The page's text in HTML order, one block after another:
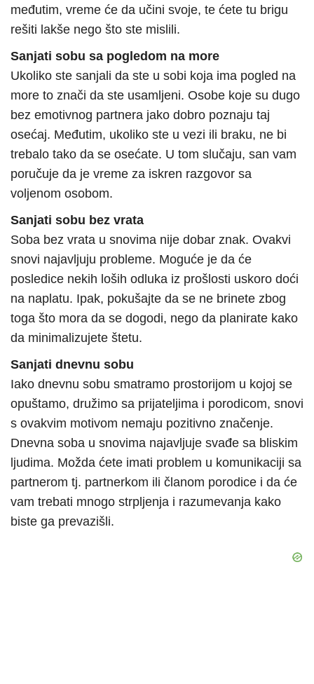
međutim, vreme će da učini svoje, te ćete tu brigu
rešiti lakše nego što ste mislili.
Sanjati sobu sa pogledom na more
Ukoliko ste sanjali da ste u sobi koja ima pogled na
more to znači da ste usamljeni. Osobe koje su dugo
bez emotivnog partnera jako dobro poznaju taj
osećaj. Međutim, ukoliko ste u vezi ili braku, ne bi
trebalo tako da se osećate. U tom slučaju, san vam
poručuje da je vreme za iskren razgovor sa
voljenom osobom.
Sanjati sobu bez vrata
Soba bez vrata u snovima nije dobar znak. Ovakvi
snovi najavljuju probleme. Moguće je da će
posledice nekih loših odluka iz prošlosti uskoro doći
na naplatu. Ipak, pokušajte da se ne brinete zbog
toga što mora da se dogodi, nego da planirate kako
da minimalizujete štetu.
Sanjati dnevnu sobu
Iako dnevnu sobu smatramo prostorijom u kojoj se
opuštamo, družimo sa prijateljima i porodicom, snovi
s ovakvim motivom nemaju pozitivno značenje.
Dnevna soba u snovima najavljuje svađe sa bliskim
ljudima. Možda ćete imati problem u komunikaciji sa
partnerom tj. partnerkom ili članom porodice i da će
vam trebati mnogo strpljenja i razumevanja kako
biste ga prevazišli.